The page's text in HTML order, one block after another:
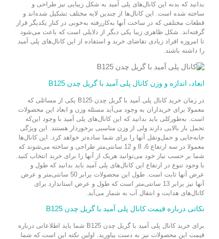
بدانید که بدنه این کانال‌های پلی آمید به شکل زیبایی نیز طراحی و
ساخته شده است. این کانال‌ها از چندین لایه مختلف تشکیل شده‌اند و
قطعات مختلفی که در ساخت آنها به‌کاررفته به‌خوبی در کنار یکدیگر قرار
گرفته‌اند. شکل ظاهری زیبا یکی دیگر از دلایلی است که باعث می‌شود
تا امروزه افراد زیادی تقاضای خرید و استفاده از این کانال‌های پلی آمید
را داشته باشند.
ابعاد، اندازه و وزن کانال پلی آمید با گریل چدن B125
در زمان خرید کانال پلی آمید با گریل چدن B125 یکی از مسائلی که
معمولا برای خریداران به وجود می‌آید مسئله وزن و ابعاد این محصولات
است. به‌طورکلی باید بدانید که این کانال‌های پلی آمید با وجود این‌که
تحمل بار بالایی دارند ولی از وزن مناسبی برخوردار هستند. این ویژگی
جابه‌جایی و حمل‌ونقل آنها را برای شما ساده‌تر خواهد کرد. این کانال‌ها
معمولا در سه ارتفاع 6، 8 و 12 سانتی‌متر طراحی و ساخته می‌شوند که
شما بر حسب نیاز خود می‌توانید هریک از آنها را برای خرید انتخاب کنید.
با وجود تنوع در ارتفاع این کانال‌های پلی آمید باید بدانید که طول و
عرض آنها ثابت است. طول این محصولات برابر 50 سانتی‌متر و عرض
آنها نیز برابر 13 سانتی‌متر است که طول و عرض استاندارد برای
کانال‌های هدایت و انتقال آب به شمار می‌آید.
نکاتی درباره قیمت کانال پلی آمید با گریل چدن B125
برای خرید کانال پلی آمید با گریل چدن B125 شما باید اطلاعاتی درباره
قیمت این محصولات نیز به دست بیاورید. اولین نکته این است که شما